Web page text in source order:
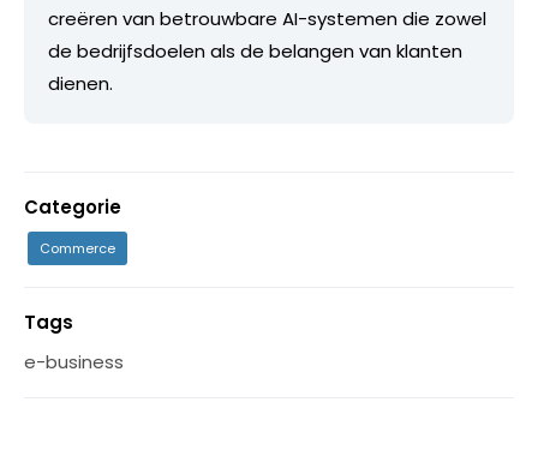
creëren van betrouwbare AI-systemen die zowel
de bedrijfsdoelen als de belangen van klanten
dienen.
Categorie
Commerce
Tags
e-business